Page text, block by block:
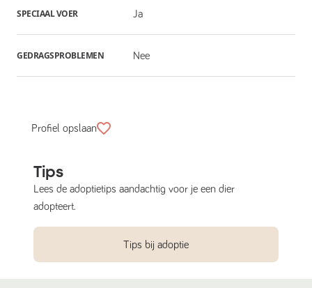
SPECIAAL VOER Ja
GEDRAGSPROBLEMEN Nee
Profiel opslaan
Tips
Lees de adoptietips aandachtig voor je een dier
adopteert.
Tips bij adoptie